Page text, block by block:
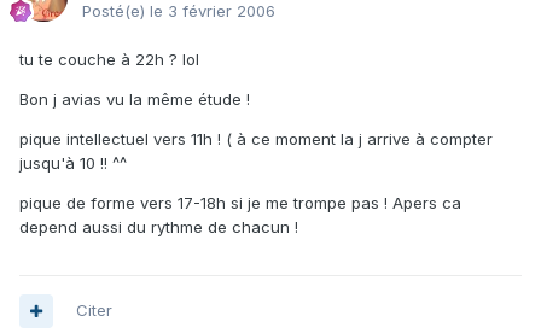
Posté(e) le 3 février 2006
tu te couche à 22h ? lol
Bon j avias vu la même étude !
pique intellectuel vers 11h ! ( à ce moment la j arrive à compter
jusqu'à 10 !! ^^
pique de forme vers 17-18h si je me trompe pas ! Apers ca
depend aussi du rythme de chacun !
Citer